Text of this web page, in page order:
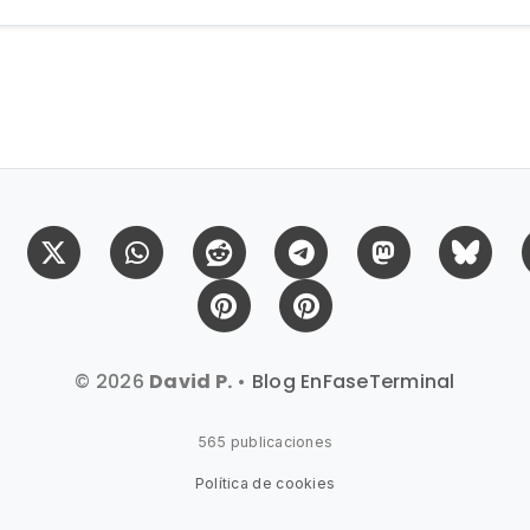
FacebookX (Twitter)WhatsappReddit Telegram Mastodon
Pinterest
© 2026 David P. • Blog EnFaseTerminal
565 publicaciones
Política de cookies